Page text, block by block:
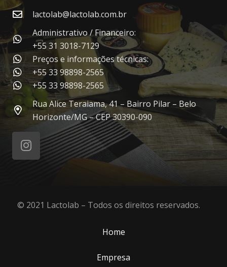
lactolab@lactolab.com.br
Administrativo / Financeiro:
+55 31 3018-7129
Preços e informações técnicas:
+55 33 98898-2565
+55 33 98898-2565
Rua Alice Teraiama, 41 – Bairro Pilar – Belo
Horizonte/MG – CEP 30390-090
© 2021 Lactolab – Todos os direitos reservados.
Home
Empresa